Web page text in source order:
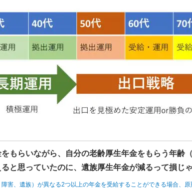
もらいながら、自分の老齢厚生年金をもらう年齢
ると思っていたのに、遺族厚生年金が減るって損じ
害、遺族）が異なる2つ以上の年金を受給することができる場合、